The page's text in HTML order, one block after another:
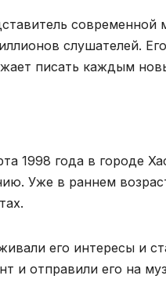
современной
слушателей.
писать каждым
1998 года в городе
Уже в раннем
его интересы и
и отправили его на